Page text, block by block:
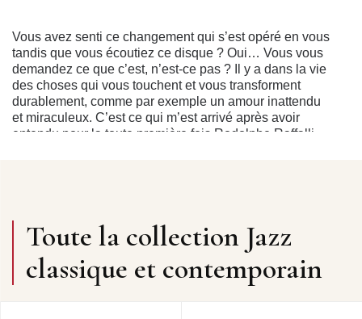
Vous avez senti ce changement qui s’est opéré en vous
tandis que vous écoutiez ce disque ? Oui… Vous vous
demandez ce que c’est, n’est-ce pas ? Il y a dans la vie
des choses qui vous touchent et vous transforment
durablement, comme par exemple un amour inattendu
et miraculeux. C’est ce qui m’est arrivé après avoir
entendu pour la toute première fois Rodolphe Raffalli.
RODOLPHE RAFFALLI
Guitariste français né le 20 mai 1959, Rodolphe Raffalli
commence l’apprentissage de son instrument dès l’âge
de 8 ans. Autodidacte, il fait ses premiers pas à la
Toute la collection Jazz
classique et contemporain